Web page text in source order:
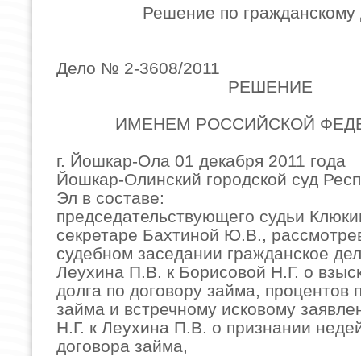
Решение по гражданскому
Дело № 2-3608/2011
РЕШЕНИЕ
ИМЕНЕМ РОССИЙСКОЙ
г. Йошкар-Ола 01 декабря 2011 года
Йошкар-Олинский городской суд
Эл в составе:
председательствующего судьи
секретаре Бахтиной Ю.В.,
судебном заседании гражданское
Леухина П.В. к Борисовой Н.Г. о
долга по договору займа, процентов
займа и встречному исковому
Н.Г. к Леухина П.В. о признании
договора займа,